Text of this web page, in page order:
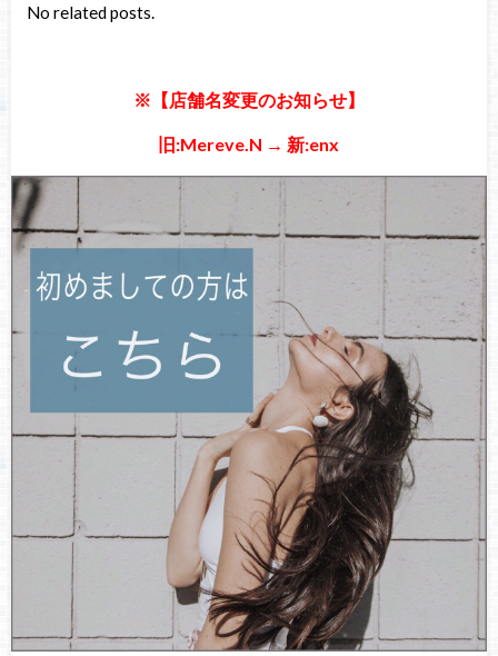
No related posts.
※【店舗名変更のお知らせ】
旧:Mereve.N → 新:enx